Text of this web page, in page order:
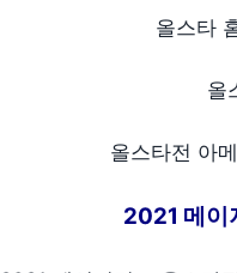
올스타
올
올스타전 아
2021 메이